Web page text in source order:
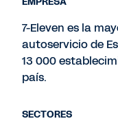
7-Eleven es la
autoservicio de
13 000
país.
SECTORES